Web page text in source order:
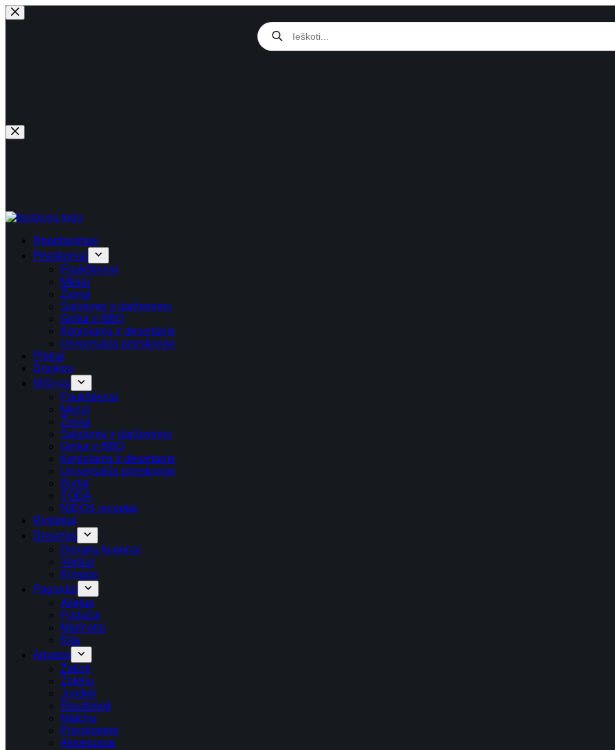
Skip
to
Products
search
Išpardavimas
Prieskoniai
Paukštienai
Mėsai
Žuviai
Salotoms ir daržovėms
Griliui ir BBQ
Kepiniams ir desertams
Universalūs prieskoniai
Pipirai
Druskos
Mišiniai
Paukštienai
Mėsai
Žuviai
Salotoms ir daržovėms
Griliui ir BBQ
Kepiniams ir desertams
Universalūs prieskoniai
Burtai
TODA
NIDOS receptai
Rinkiniai
Dovanos
Dovanų kuponai
Verslui
Knygos
Pagardai
Aliejus
Padažai
Marinatai
Kita
Arbatos
Žalioji
Žolelių
Juodoji
Raudonoji
Matcha
Prieskoninė
Aksesuarai